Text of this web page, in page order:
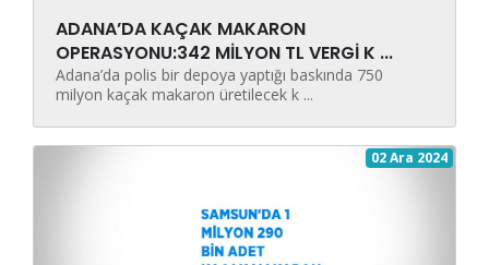
ADANA’DA KAÇAK MAKARON
OPERASYONU:342 MİLYON TL VERGİ K ...
Adana’da polis bir depoya yaptığı baskında 750
milyon kaçak makaron üretilecek k ...
02 Ara 2024